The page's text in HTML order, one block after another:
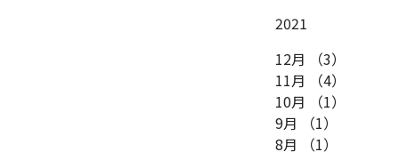
2021
12月
（3）
11月
（4）
10月
（1）
9月
（1）
8月
（1）